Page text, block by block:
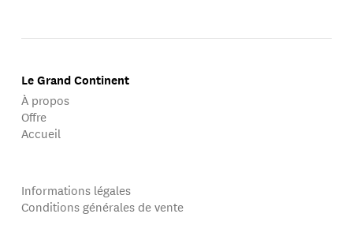
Le Grand Continent
À propos
Offre
Accueil
Informations légales
Conditions générales de vente